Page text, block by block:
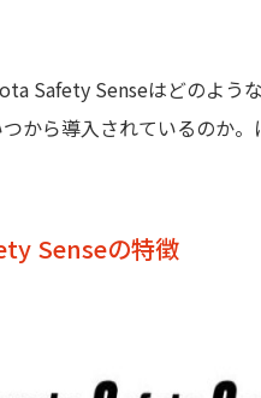
Safety Senseはどのよう
から導入されているのか。
Senseの特徴